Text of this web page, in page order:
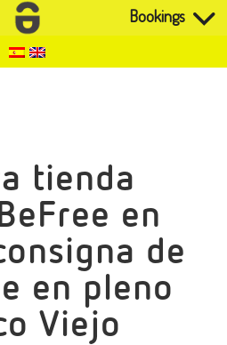
tienda
en
de
en pleno
Viejo
Bookings